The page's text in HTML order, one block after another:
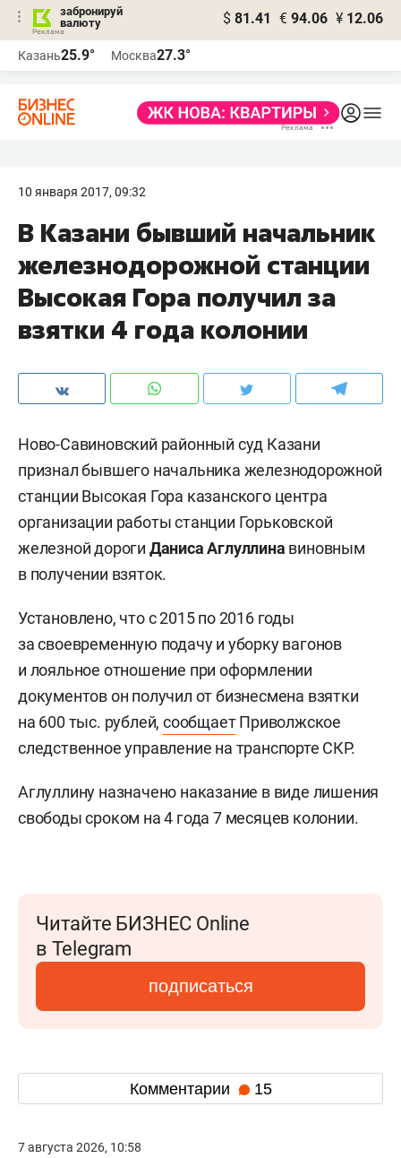
забронируй
валюту
$ 81.41 € 94.06 ¥ 12.06
Казань25.9° Москва27.3°
10 января 2017, 09:32
В Казани бывший начальник
железнодорожной станции
Высокая Гора получил за
взятки 4 года колонии
Ново-Савиновский районный суд Казани
признал бывшего начальника железнодорожной
станции Высокая Гора казанского центра
организации работы станции Горьковской
железной дороги Даниса Аглуллина виновным
в получении взяток.
Установлено, что с 2015 по 2016 годы
за своевременную подачу и уборку вагонов
и лояльное отношение при оформлении
документов он получил от бизнесмена взятки
на 600 тыс. рублей,сообщаетПриволжское
следственное управление на транспорте СКР.
Аглуллину назначено наказание в виде лишения
свободы сроком на 4 года 7 месяцев колонии.
Читайте БИЗНЕС Online
в Telegram
подписаться
Комментарии 15
7 августа 2026, 10:58